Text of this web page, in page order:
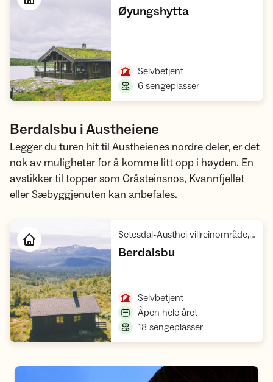
Øyungshytta,
Selvbetjent,
6 sengeplasser,
Berdalsbu i Austheiene
Legger du turen hit til Austheienes nordre deler, er det
nok av muligheter for å komme litt opp i høyden. En
avstikker til topper som Gråsteinsnos, Kvannfjellet
eller Sæbyggjenuten kan anbefales.
Setesdal-Austhei villreinområde, Austheiane
Berdalsbu
Selvbetjent,
Åpen hele året,
18 sengeplasser,
Gratis digitalt kurs: Hyttetur med DNT